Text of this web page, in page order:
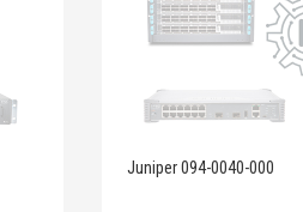
Juniper 094-0040-000